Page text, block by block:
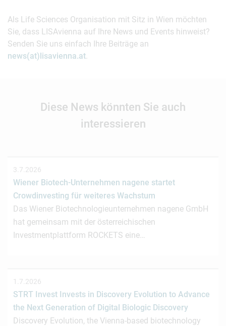
Als Life Sciences Organisation mit Sitz in Wien möchten
Sie, dass LISAvienna auf Ihre News und Events hinweist?
Senden Sie uns einfach Ihre Beiträge an
news(at)lisavienna.at.
Diese News könnten Sie auch
interessieren
3.7.2026
Wiener Biotech-Unternehmen nagene startet
Crowdinvesting für weiteres Wachstum
Das Wiener Biotechnologieunternehmen nagene GmbH
hat gemeinsam mit der österreichischen
Investmentplattform ROCKETS eine…
1.7.2026
STRT Invest Invests in Discovery Evolution to Advance
the Next Generation of Digital Biologic Discovery
Discovery Evolution, the Vienna-based biotechnology